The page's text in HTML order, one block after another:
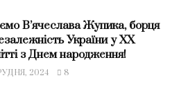
В’ячеслава Жупика, борця
України у ХХ
з Днем народження!
2024 8